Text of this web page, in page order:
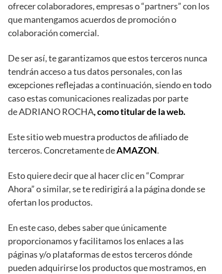
ofrecer colaboradores, empresas o “partners” con los
que mantengamos acuerdos de promoción o
colaboración comercial.
De ser así, te garantizamos que estos terceros nunca
tendrán acceso a tus datos personales, con las
excepciones reflejadas a continuación, siendo en todo
caso estas comunicaciones realizadas por parte
de ADRIANO ROCHA, como titular de la web.
Este sitio web muestra productos de afiliado de
terceros. Concretamente deAMAZON.
Esto quiere decir que al hacer clic en “Comprar
Ahora” o similar, se te redirigirá a la página donde se
ofertan los productos.
En este caso, debes saber que únicamente
proporcionamos y facilitamos los enlaces a las
páginas y/o plataformas de estos terceros dónde
pueden adquirirse los productos que mostramos, en